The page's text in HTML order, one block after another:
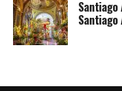
Santiago